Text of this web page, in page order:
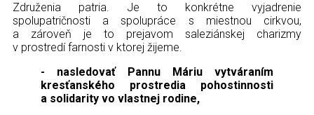
Združenia patria. Je to konkrétne vyjadrenie
spolupatričnosti a spolupráce s miestnou cirkvou,
a zároveň je to prejavom saleziánskej charizmy
v prostredí farnosti v ktorej žijeme.
- nasledovať Pannu Máriu vytváraním
kresťanského prostredia pohostinnosti
a solidarity vo vlastnej rodine,